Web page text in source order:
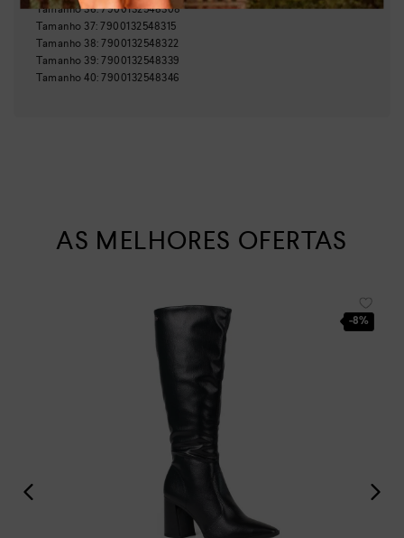
Tamanho36:7900132548308
Tamanho 37:7900132548315
Tamanho 38:7900132548322
Tamanho 39:7900132548339
Tamanho40:7900132548346
AS MELHORES OFERTAS
-8%